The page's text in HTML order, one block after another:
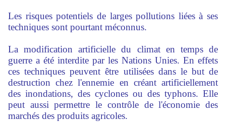
Les risques potentiels de larges pollutions liées à ses
techniques sont pourtant méconnus.
La modification artificielle du climat en temps de
guerre a été interdite par les Nations Unies. En effets
ces techniques peuvent être utilisées dans le but de
destruction chez l'ennemie en créant artificiellement
des inondations, des cyclones ou des typhons. Elle
peut aussi permettre le contrôle de l'économie des
marchés des produits agricoles.